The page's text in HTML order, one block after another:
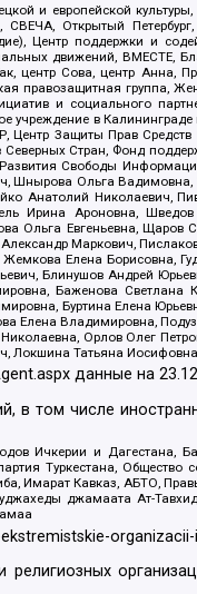
и европейской
Открытый Петербург,
Центр поддержки и
движений,
центр Сова, центр
правозащитная группа,
и социального
в Калининграде
Центр Защиты Прав
Стран, Фонд
Свободы
Шнырова Ольга Вадимовна,
Анатолий Николаевич,
Ирина Ароновна,
Ольга Евгеньевна,
Маркович,
Елена Борисовна,
Блинушов Андрей
Баженова Светлана
Буртина Елена
Елена Владимировна,
Орлов Олег
Локшина Татьяна
данные на
в том числе
Ичкерии и Дагестана,
Туркестана,
Имарат Кавказ, АБТО,
джамаата Ат-
organizacii-